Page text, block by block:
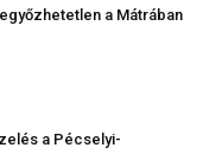
a Mátrában
a Pécselyi-